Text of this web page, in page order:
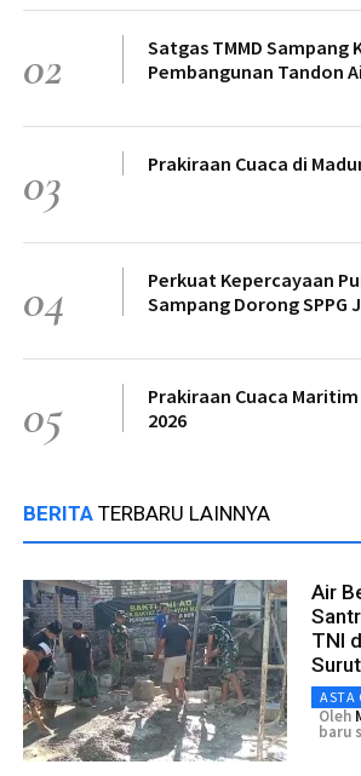
02
Satgas TMMD Sampang
Pembangunan Tandon
03 Prakiraan Cuaca di
04
Perkuat Kepercayaan
Sampang Dorong SPPG
05
Prakiraan Cuaca
2026
BERITA TERBARU LAINNYA
Air
TNI
Surut
ASTA
Oleh
baru